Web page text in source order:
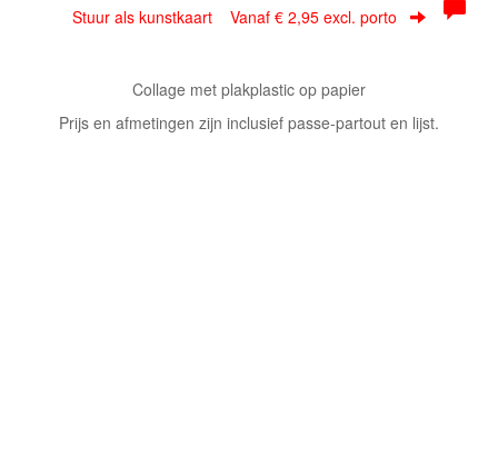
Stuur als kunstkaart Vanaf € 2,95 excl. porto
Collage met plakplastic op papier
Prijs en afmetingen zijn inclusief passe-partout en lijst.